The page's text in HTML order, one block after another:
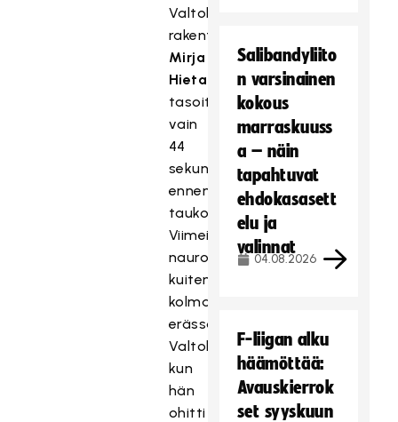
Valtolalta
rakentaen
Mirja
Hietamäen
tasoituksen
vain
44
sekuntia
ennen
taukosummeria.
Viimeisenä
nauroi
kuitenkin
kolmannessa
erässä
Valtola,
kun
hän
ohitti
Salibandyliito
n varsinainen
kokous
marraskuuss
a – näin
tapahtuvat
ehdokasasett
elu ja
valinnat
04.08.2026
F-liigan alku
häämöttää:
Avauskierrok
set syyskuun